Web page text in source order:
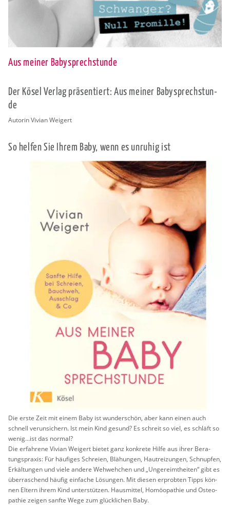
Aus meiner Babysprechstunde
Der Kösel Ver­lag prä­sen­tiert: Aus mei­ner Ba­by­sprech­stun­
de
Au­to­rin Vi­vi­an Wei­gert
So hel­fen Sie Ihrem Baby, wenn es un­ru­hig ist
Die erste Zeit mit einem Baby ist wun­der­schön, aber kann einen auch
schnell ver­un­si­chern. Ist mein Kind ge­sund? Es schreit so viel, es schläft so
wenig…ist das nor­mal?
Die er­fah­re­ne Vi­vi­an Wei­gert bie­tet ganz kon­kre­te Hilfe aus ihrer Be­ra­
tungs­pra­xis: Für häu­fi­ges Schrei­en, Blä­hun­gen, Haut­rei­zun­gen, Schnup­fen,
Er­käl­tun­gen und viele an­de­re Weh­weh­chen und „Un­ge­reimt­hei­ten“ gibt es
über­ra­schend häu­fig ein­fa­che Lö­sun­gen. Mit die­sen er­prob­ten Tipps kön­
nen El­tern ihrem Kind un­ter­stüt­zen. Haus­mit­tel, Ho­möo­pa­thie und Os­teo­
pa­thie zei­gen sanf­te Wege zum glück­li­chen Baby.